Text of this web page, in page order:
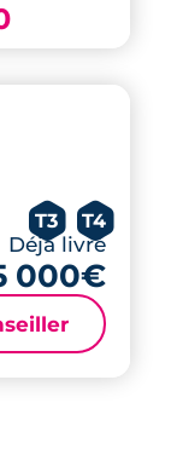
T3 T4
Déjà livré
000€